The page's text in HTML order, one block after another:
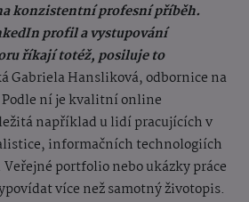
konzistentní profesní příběh.
profil a vystupování
říkají totéž, posiluje to
Gabriela Hansliková, odbornice na
Podle ní je kvalitní online
například u lidí pracujících v
informačních technologiích
portfolio nebo ukázky práce
více než samotný životopis.